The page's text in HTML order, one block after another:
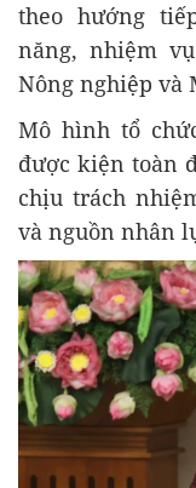
theo hướng
năng, nhiệm
Nông nghiệp và
Mô hình tổ
được kiện toàn
chịu trách
và nguồn nhân